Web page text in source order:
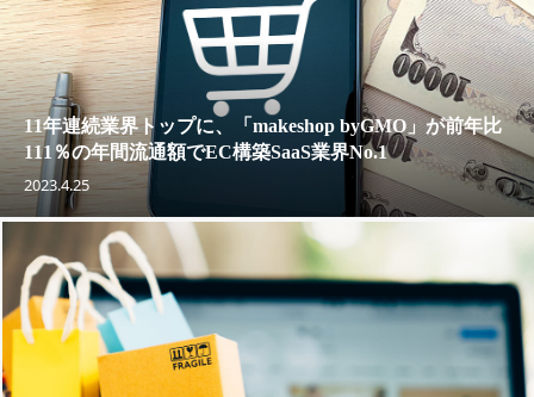
11年連続業界トップに、「makeshop byGMO」が前年比
111％の年間流通額でEC構築SaaS業界No.1
2023.4.25